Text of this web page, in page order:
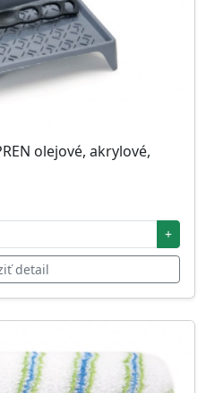
olejové, akrylové,
+
detail